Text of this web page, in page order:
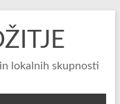
lokalnih skupnosti